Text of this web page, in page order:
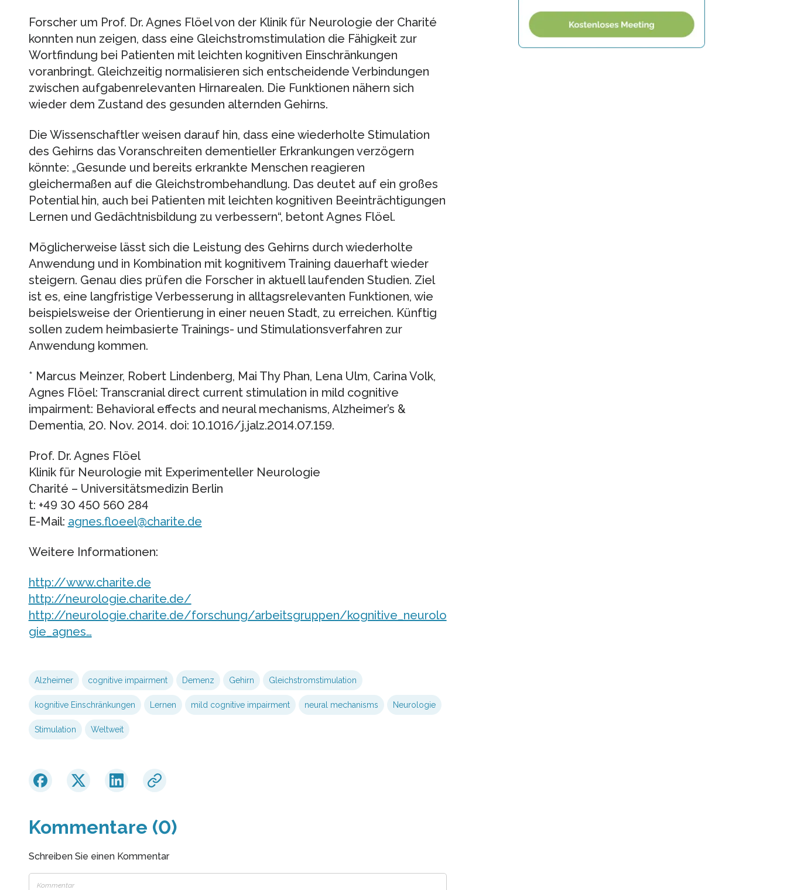
Forscher um Prof. Dr. Agnes Flöel von der Klinik für Neurologie der Charité
konnten nun zeigen, dass eine Gleichstromstimulation die Fähigkeit zur
Wortfindung bei Patienten mit leichten kognitiven Einschränkungen
voranbringt. Gleichzeitig normalisieren sich entscheidende Verbindungen
zwischen aufgabenrelevanten Hirnarealen. Die Funktionen nähern sich
wieder dem Zustand des gesunden alternden Gehirns.
Die Wissenschaftler weisen darauf hin, dass eine wiederholte Stimulation
des Gehirns das Voranschreiten dementieller Erkrankungen verzögern
könnte: „Gesunde und bereits erkrankte Menschen reagieren
gleichermaßen auf die Gleichstrombehandlung. Das deutet auf ein großes
Potential hin, auch bei Patienten mit leichten kognitiven Beeinträchtigungen
Lernen und Gedächtnisbildung zu verbessern“, betont Agnes Flöel.
Möglicherweise lässt sich die Leistung des Gehirns durch wiederholte
Anwendung und in Kombination mit kognitivem Training dauerhaft wieder
steigern. Genau dies prüfen die Forscher in aktuell laufenden Studien. Ziel
ist es, eine langfristige Verbesserung in alltagsrelevanten Funktionen, wie
beispielsweise der Orientierung in einer neuen Stadt, zu erreichen. Künftig
sollen zudem heimbasierte Trainings- und Stimulationsverfahren zur
Anwendung kommen.
* Marcus Meinzer, Robert Lindenberg, Mai Thy Phan, Lena Ulm, Carina Volk,
Agnes Flöel: Transcranial direct current stimulation in mild cognitive
impairment: Behavioral effects and neural mechanisms, Alzheimer’s &
Dementia, 20. Nov. 2014. doi: 10.1016/j.jalz.2014.07.159.
Prof. Dr. Agnes Flöel
Klinik für Neurologie mit Experimenteller Neurologie
Charité – Universitätsmedizin Berlin
t: +49 30 450 560 284
E-Mail: agnes.floeel@charite.de
Weitere Informationen:
http://www.charite.de
http://neurologie.charite.de/
http://neurologie.charite.de/forschung/arbeitsgruppen/kognitive_neurolo
gie_agnes…
Alzheimer cognitive impairment Demenz Gehirn Gleichstromstimulation
kognitive Einschränkungen Lernen mild cognitive impairment neural mechanisms Neurologie
Stimulation Weltweit
Kommentare (0)
Schreiben Sie einen Kommentar